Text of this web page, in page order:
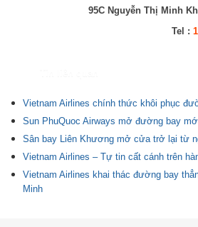
95C Nguyễn Thị Minh
Tel :
Vietnam Airlines chính thức khôi phục
Sun PhuQuoc Airways mở đường bay
Sân bay Liên Khương mở cửa trở lại từ
Vietnam Airlines – Tự tin cất cánh trên
Vietnam Airlines khai thác đường bay
Minh